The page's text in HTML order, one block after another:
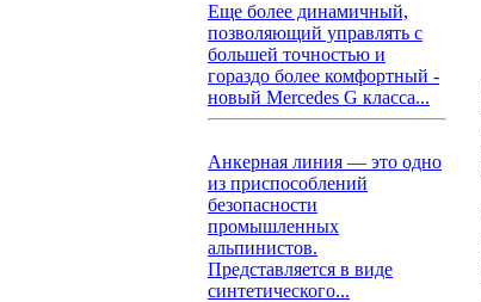
Еще более динамичный,
позволяющий управлять с
большей точностью и
гораздо более комфортный -
новый Mercedes G класса...
Анкерная линия — это одно
из приспособлений
безопасности
промышленных
альпинистов.
Представляется в виде
синтетического...